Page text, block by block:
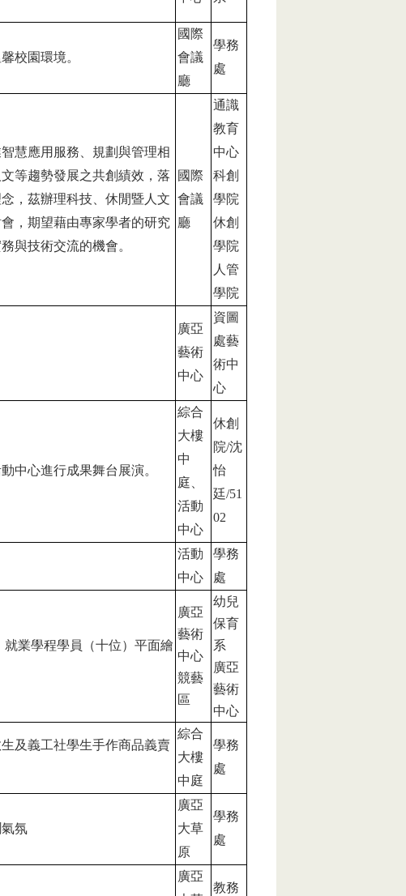
校園環境。
國際
會議
廳
學務
處
慧應用服務、規劃與管理相
等趨勢發展之共創績效，落
，茲辦理科技、休閒暨人文
，期望藉由專家學者的研究
與技術交流的機會。
國際
會議
廳
通識
教育
中心
科創
學院
休創
學院
人管
學院
廣亞
藝術
中心
資圖
處藝
術中
心
中心進行成果舞台展演。
綜合
大樓
中
庭、
活動
中心
休創
院/沈
怡
廷/51
02
活動
中心
學務
處
業學程學員（十位）平面繪
廣亞
藝術
中心
競藝
區
幼兒
保育
系
廣亞
藝術
中心
及義工社學生手作商品義賣
綜合
大樓
中庭
學務
處
氛
廣亞
大草
原
學務
處
廣亞
教務